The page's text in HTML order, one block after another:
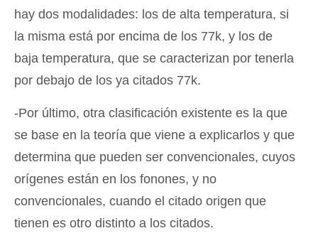
hay dos modalidades: los de alta temperatura, si
la misma está por encima de los 77k, y los de
baja temperatura, que se caracterizan por tenerla
por debajo de los ya citados 77k.
-Por último, otra clasificación existente es la que
se base en la teoría que viene a explicarlos y que
determina que pueden ser convencionales, cuyos
orígenes están en los fonones, y no
convencionales, cuando el citado origen que
tienen es otro distinto a los citados.